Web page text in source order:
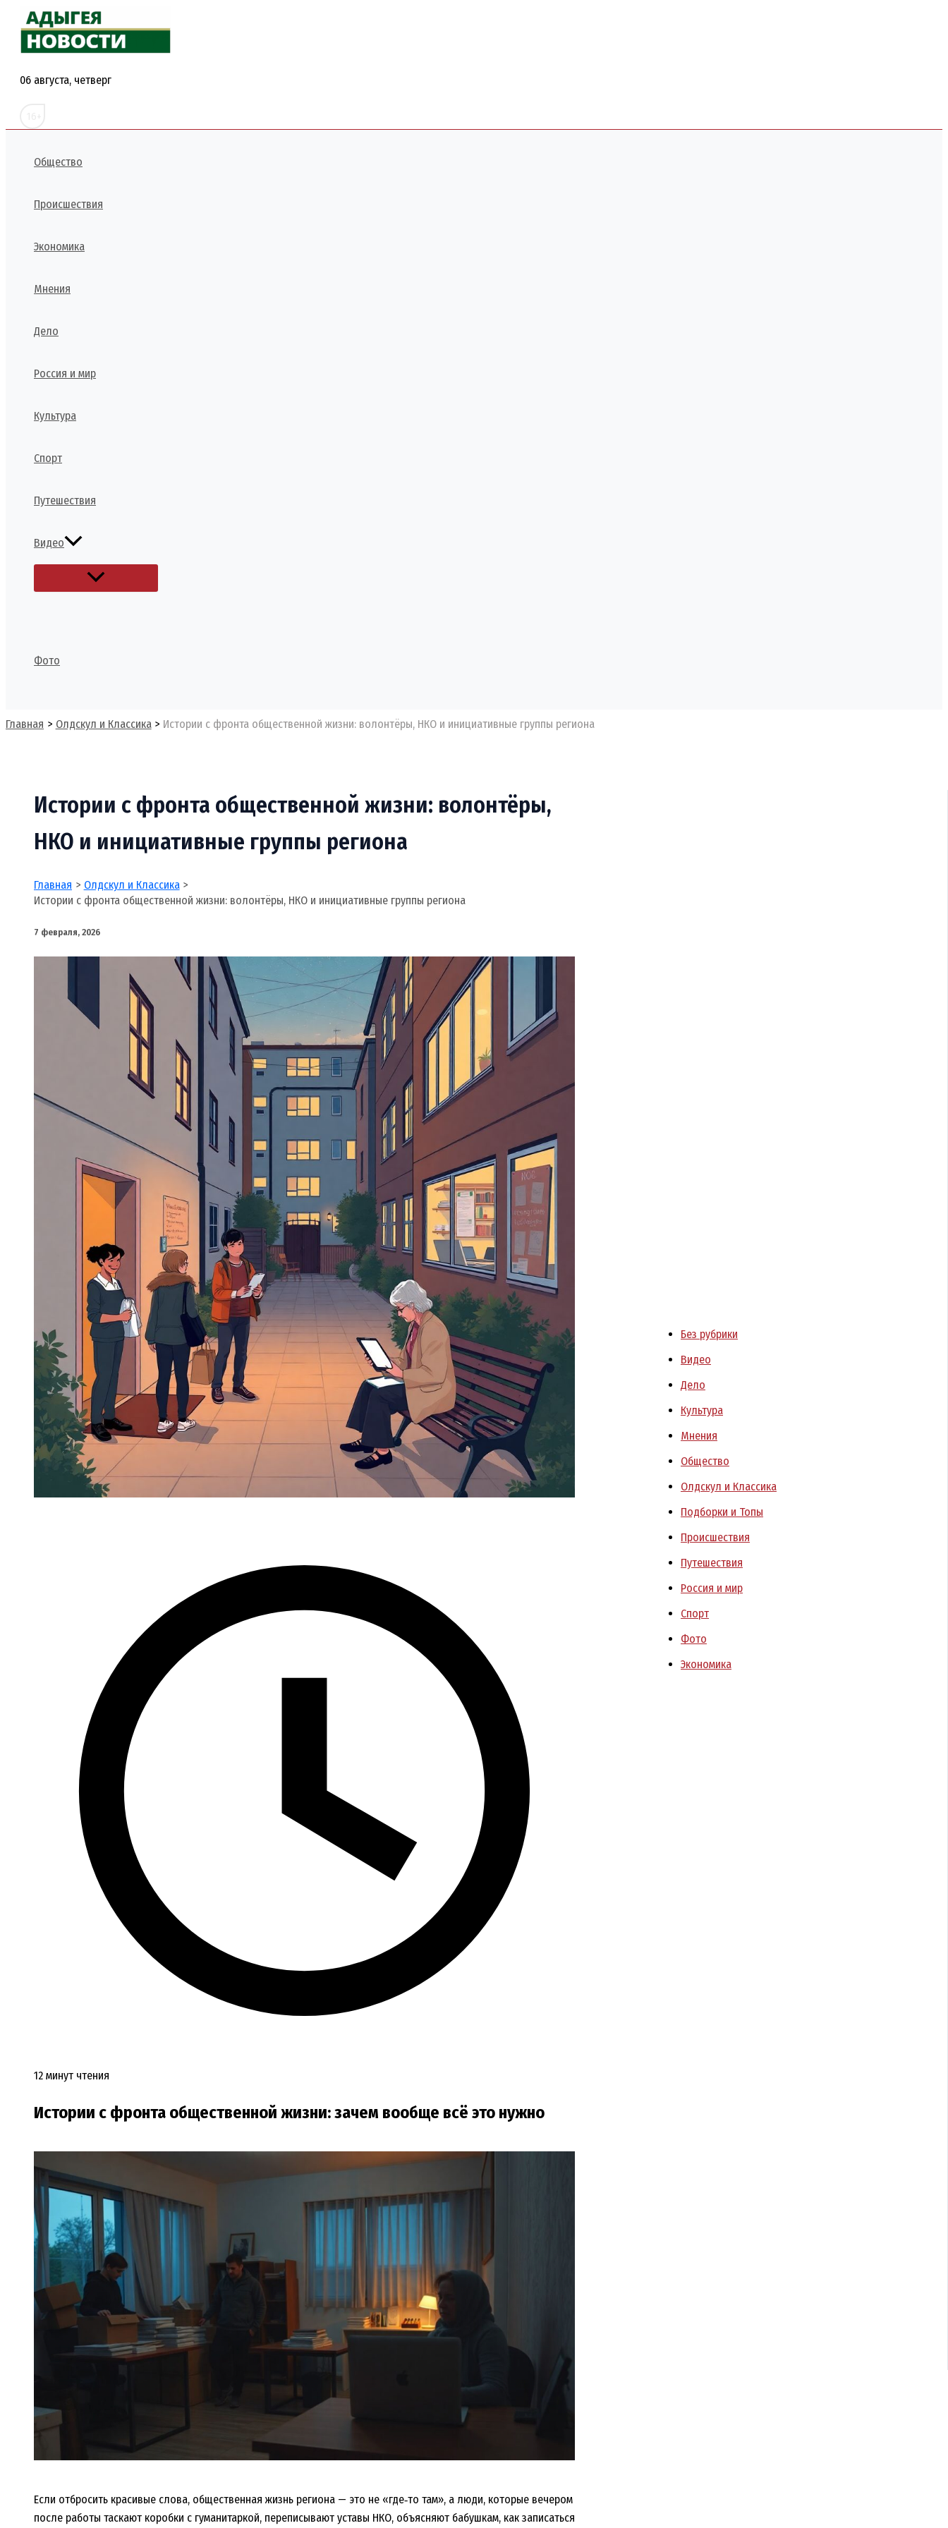
Перейти
содержимому
06 августа, четверг
Общество
Происшествия
Экономика
Мнения
Дело
Россия и мир
Культура
Спорт
Путешествия
Видео
Фото
Главная Олдскул и Классика Истории с фронта общественной жизни: волонтёры, НКО и инициативные группы региона
Истории с фронта общественной жизни: волонтёры,
НКО и инициативные группы региона
Главная
Олдскул и Классика
Истории с фронта общественной жизни: волонтёры, НКО и инициативные группы региона
7 февраля, 2026
12 минут чтения
Истории с фронта общественной жизни: зачем вообще всё это нужно
Если отбросить красивые слова, общественная жизнь региона — это не «где‑то там», а люди, которые вечером
после работы таскают коробки с гуманитаркой, переписывают уставы НКО, объясняют бабушкам, как записаться
Без рубрики
Видео
Дело
Культура
Мнения
Общество
Олдскул и Классика
Подборки и Топы
Происшествия
Путешествия
Россия и мир
Спорт
Фото
Экономика